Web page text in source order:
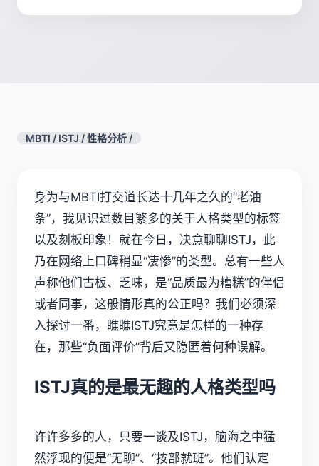
MBTI / ISTJ /性格分析 /
身为与MBTI打交道长达十几年之久的“老油
条”，我见识过数目繁多的关于人格类型的标签
以及刻板印象！就在今日，决意聊聊ISTJ ，此
乃在网络上口碑稍显“凄惨”的类型。总有一些人
声称他们古板、乏味，是“品质最为糟糕”的伴侣
或者同事，这般情形真的公正吗？我们必须深
入探讨一番，瞧瞧ISTJ究竟是怎样的一种存
在，那些“负面评价”背后又隐匿着何种误解。
ISTJ真的是最无趣的人格类型吗
许许多多的人，只要一谈及ISTJ，脑海之中猛
然浮现的便是“无聊”、“按部就班”。他们认定